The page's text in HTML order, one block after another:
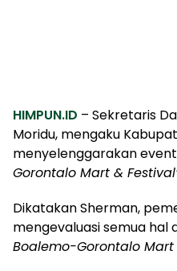
HIMPUN.ID – Sekretaris
Moridu, mengaku
menyelenggarakan event
Gorontalo Mart &
Dikatakan Sherman,
mengevaluasi semua hal
Boalemo-Gorontalo Mart